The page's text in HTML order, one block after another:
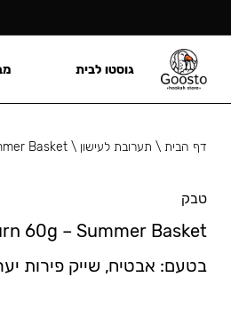
דף הבית\ תערובת לעישון \
Basket
טבק
60g – Summer Basket
בטעם: אבטיח, שייק פירות
גוסטו לבית